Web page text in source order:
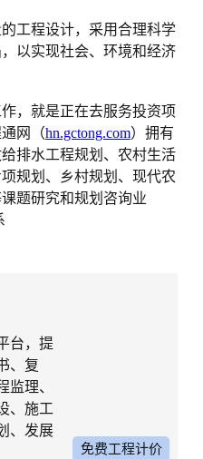
工程设计，采用合理科学
以实现社会、环境和经济
，就是正在去服务投资项
网（hn.gctong.com）拥有
排水工程规划、农村生活
规划、乡村规划、现代农
题研究和规划咨询业
免费工程计价
台，提
、复
监理、
、施工
、发展